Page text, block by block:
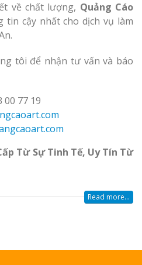
về chất lượng, Quảng Cáo
cậy nhất cho dịch vụ làm
tôi để nhận tư vấn và báo
00 77 19
Từ Sự Tinh Tế, Uy Tín Từ
Read more...